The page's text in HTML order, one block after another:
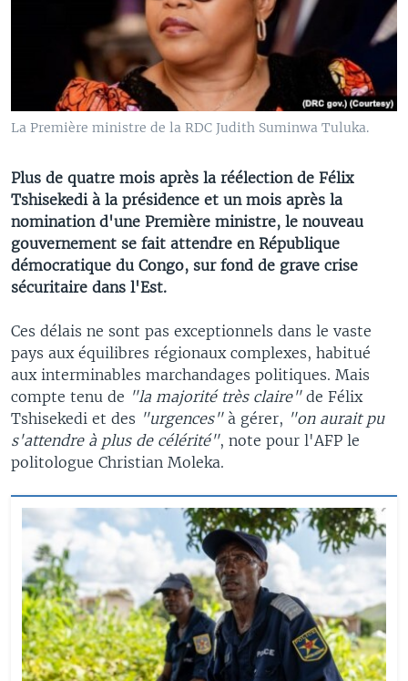
La Première ministre de la RDC Judith Suminwa Tuluka.
Plus de quatre mois après la réélection de Félix
Tshisekedi à la présidence et un mois après la
nomination d'une Première ministre, le nouveau
gouvernement se fait attendre en République
démocratique du Congo, sur fond de grave crise
sécuritaire dans l'Est.
Ces délais ne sont pas exceptionnels dans le vaste
pays aux équilibres régionaux complexes, habitué
aux interminables marchandages politiques. Mais
compte tenu de "la majorité très claire"de Félix
Tshisekedi et des "urgences" à gérer, "on aurait pu
s'attendre à plus de célérité", note pour l'AFP le
politologue Christian Moleka.